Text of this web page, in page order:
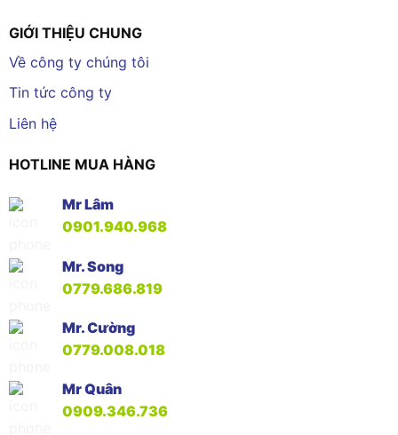
GIỚI THIỆU CHUNG
Về công ty chúng tôi
Tin tức công ty
Liên hệ
HOTLINE MUA HÀNG
Mr Lâm
0901.940.968
Mr. Song
0779.686.819
Mr. Cường
0779.008.018
Mr Quân
0909.346.736